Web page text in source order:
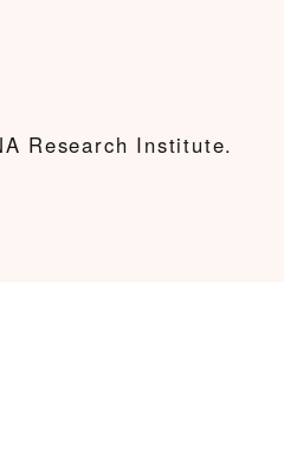
Research Institute.